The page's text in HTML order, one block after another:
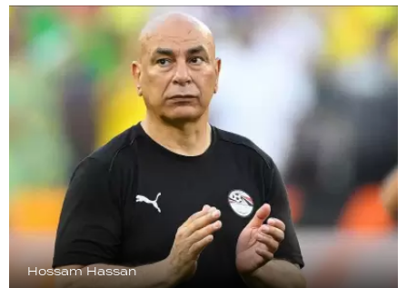
Hossam Hassan
TECNOLOGÍA
RECETAS
PALABRAS
HORÓSCOPO
Seguinos